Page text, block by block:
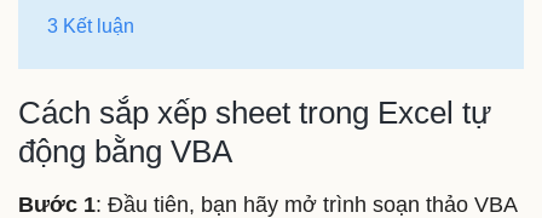
3 Kết luận
Cách sắp xếp sheet trong Excel tự
động bằng VBA
Bước 1: Đầu tiên, bạn hãy mở trình soạn thảo VBA